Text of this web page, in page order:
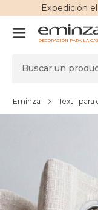
Expedición
DECORACIÓN PARA LA
Eminza Textil para